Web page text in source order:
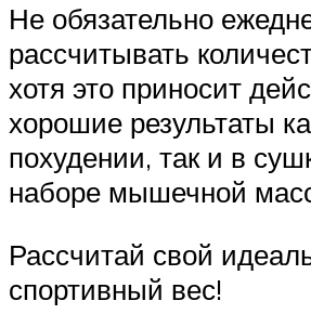
Не обязательно
рассчитывать
хотя это приносит
хорошие результаты
похудении, так и в
наборе мышечной
Рассчитай свой
спортивный вес!